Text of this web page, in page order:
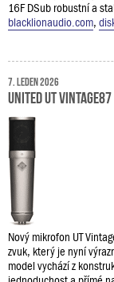
16F DSub robustní a
blacklionaudio.com,
7. leden 2026
United UT Vintage87
Nový mikrofon UT
zvuk, který je nyní
model vychází z